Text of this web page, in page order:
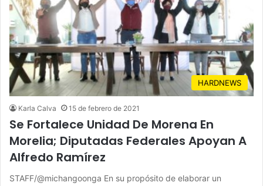
HARDNEWS
Karla Calva 15 de febrero de 2021
Se Fortalece Unidad De Morena En
Morelia; Diputadas Federales Apoyan A
Alfredo Ramírez
STAFF/@michangoonga En su propósito de elaborar un